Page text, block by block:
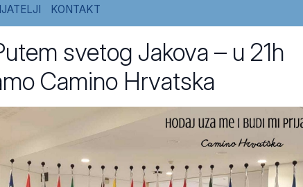
KONTAKT
svetog Jakova – u 21h
Camino Hrvatska